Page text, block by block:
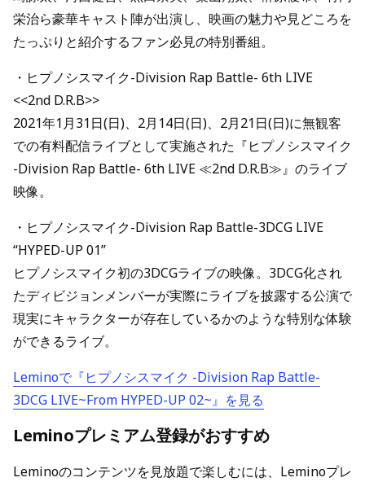
栄治ら豪華キャスト陣が出演し、映画の魅力や見どころを
たっぷりと紹介するファン必見の特別番組。
・ヒプノシスマイク-Division Rap Battle- 6th LIVE
<<2nd D.R.B>>
2021年1月31日(日)、2月14日(日)、2月21日(日)に無観客
での有料配信ライブとして実施された『ヒプノシスマイク
-Division Rap Battle- 6th LIVE ≪2nd D.R.B≫』のライブ
映像。
・ヒプノシスマイク-Division Rap Battle-3DCG LIVE
“HYPED-UP 01”
ヒプノシスマイク初の3DCGライブの映像。3DCG化され
たディビジョンメンバーが実際にライブを披露する公演で
現実にキャラクターが存在しているかのような特別な体験
ができるライブ。
Leminoで『ヒプノシスマイク -Division Rap Battle-
3DCG LIVE~From HYPED-UP 02~』を見る
Leminoプレミアム登録がおすすめ
Leminoのコンテンツを見放題で楽しむには、Leminoプレ